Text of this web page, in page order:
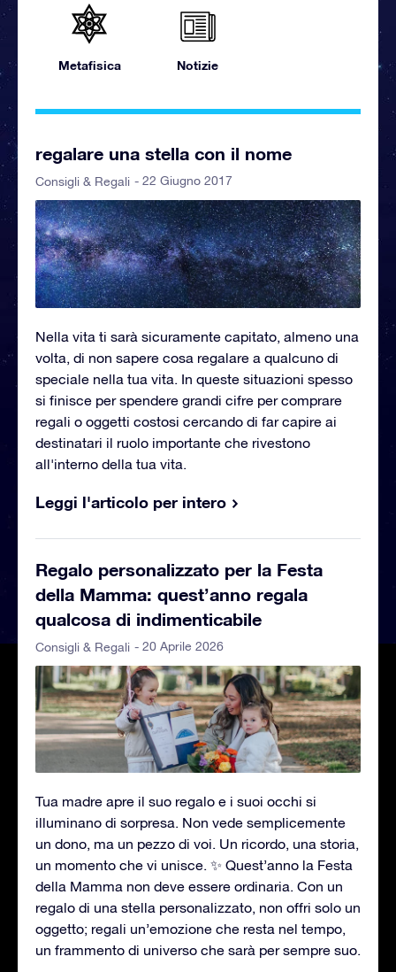
Metafisica Notizie
regalare una stella con il nome
Consigli & Regali - 22 Giugno 2017
Nella vita ti sarà sicuramente capitato, almeno una
volta, di non sapere cosa regalare a qualcuno di
speciale nella tua vita. In queste situazioni spesso
si finisce per spendere grandi cifre per comprare
regali o oggetti costosi cercando di far capire ai
destinatari il ruolo importante che rivestono
all'interno della tua vita.
Leggi l'articolo per intero
Regalo personalizzato per la Festa
della Mamma: quest’anno regala
qualcosa di indimenticabile
Consigli & Regali - 20 Aprile 2026
Tua madre apre il suo regalo e i suoi occhi si
illuminano di sorpresa. Non vede semplicemente
un dono, ma un pezzo di voi. Un ricordo, una storia,
un momento che vi unisce. ✨ Quest’anno la Festa
della Mamma non deve essere ordinaria. Con un
regalo di una stella personalizzato, non offri solo un
oggetto; regali un’emozione che resta nel tempo,
un frammento di universo che sarà per sempre suo.